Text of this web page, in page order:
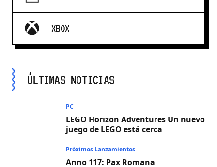
XBOX
ÚLTIMAS NOTICIAS
PC
LEGO Horizon Adventures Un nuevo
juego de LEGO está cerca
Próximos Lanzamientos
Anno 117: Pax Romana